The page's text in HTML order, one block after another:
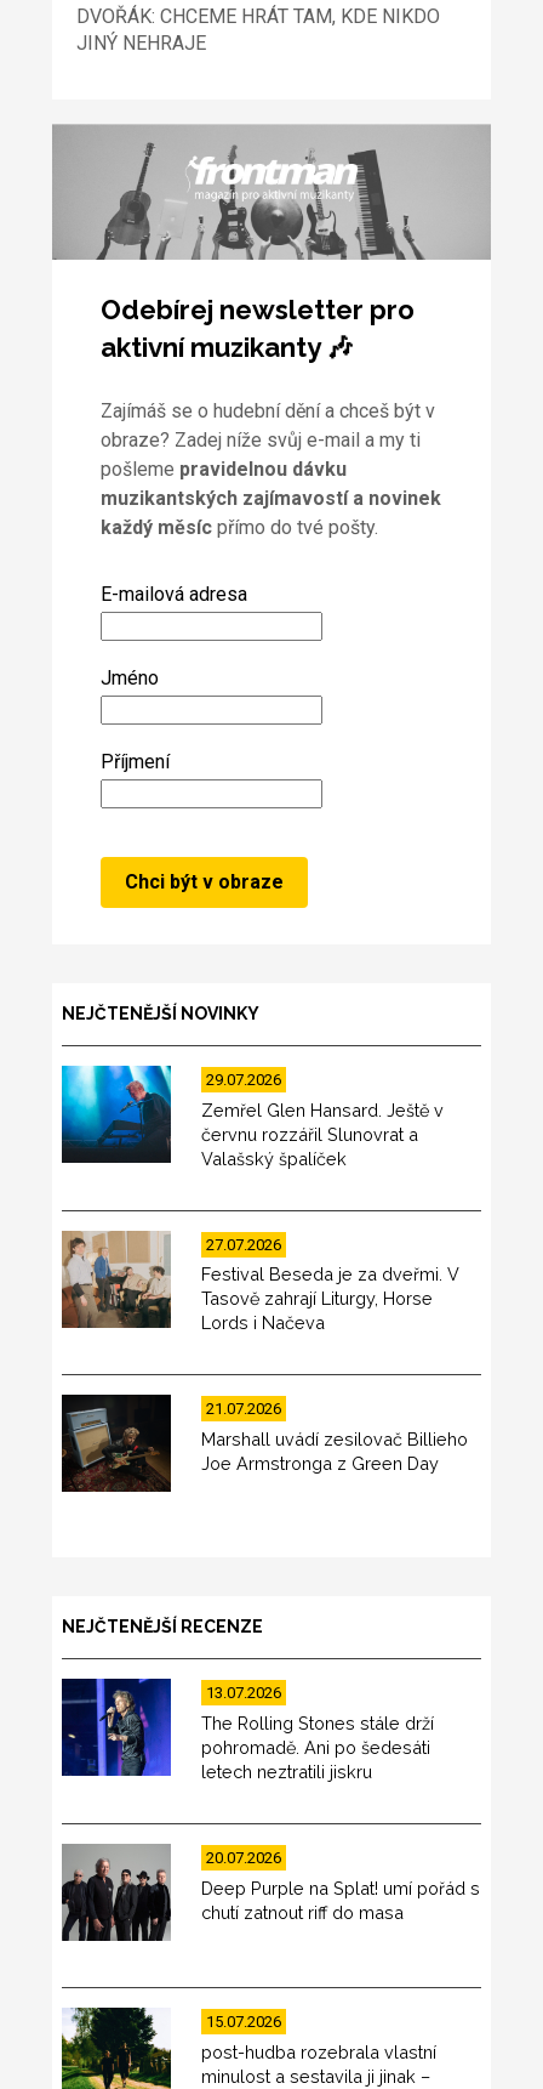
DVOŘÁK: CHCEME HRÁT TAM, KDE NIKDO
JINÝ NEHRAJE
Odebírej newsletter pro
aktivní muzikanty 🎶
Zajímáš se o hudební dění a chceš být v
obraze? Zadej níže svůj e-mail a my ti
pošleme pravidelnou dávku
muzikantských zajímavostí a novinek
každý měsícpřímo do tvé pošty.
E-mailová adresa
Jméno
Příjmení
NEJČTENĚJŠÍ NOVINKY
29.07.2026
Zemřel Glen Hansard. Ještě v
červnu rozzářil Slunovrat a
Valašský špalíček
27.07.2026
Festival Beseda je za dveřmi. V
Tasově zahrají Liturgy, Horse
Lords i Načeva
21.07.2026
Marshall uvádí zesilovač Billieho
Joe Armstronga z Green Day
NEJČTENĚJŠÍ RECENZE
13.07.2026
The Rolling Stones stále drží
pohromadě. Ani po šedesáti
letech neztratili jiskru
20.07.2026
Deep Purple na Splat! umí pořád s
chutí zatnout riff do masa
15.07.2026
post-hudba rozebrala vlastní
minulost a sestavila ji jinak –